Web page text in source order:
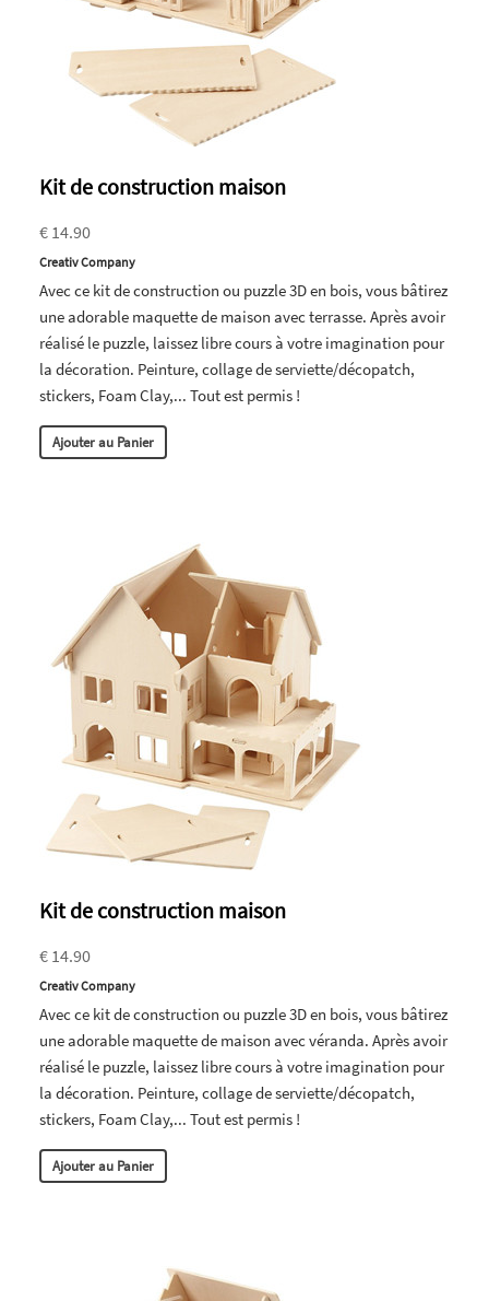
Kit de construction maison
€ 14.90
Creativ Company
Avec ce kit de construction ou puzzle 3D en bois, vous bâtirez
une adorable maquette de maison avec terrasse. Après avoir
réalisé le puzzle, laissez libre cours à votre imagination pour
la décoration. Peinture, collage de serviette/décopatch,
stickers, Foam Clay,... Tout est permis !
Ajouter au Panier
Kit de construction maison
€ 14.90
Creativ Company
Avec ce kit de construction ou puzzle 3D en bois, vous bâtirez
une adorable maquette de maison avec véranda. Après avoir
réalisé le puzzle, laissez libre cours à votre imagination pour
la décoration. Peinture, collage de serviette/décopatch,
stickers, Foam Clay,... Tout est permis !
Ajouter au Panier